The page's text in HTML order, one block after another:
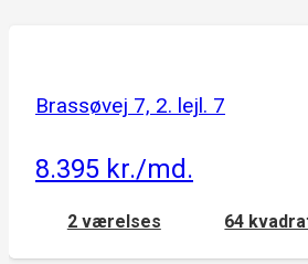
Brassøvej 7, 2. lejl. 7
8.395 kr./md.
2 værelses 64